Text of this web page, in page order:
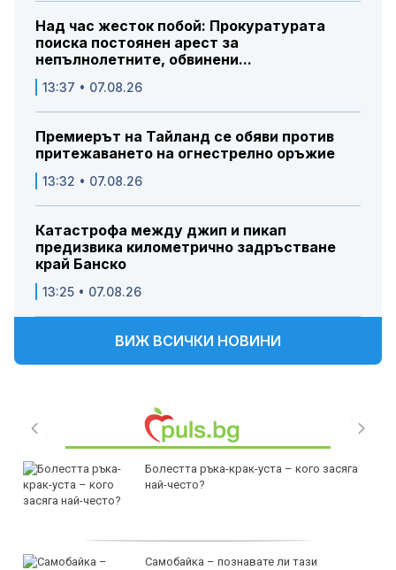
Над час жесток побой: Прокуратурата
поиска постоянен арест за
непълнолетните, обвинени...
13:37 • 07.08.26
Премиерът на Тайланд се обяви против
притежаването на огнестрелно оръжие
13:32 • 07.08.26
Катастрофа между джип и пикап
предизвика километрично задръстване
край Банско
13:25 • 07.08.26
ВИЖ ВСИЧКИ НОВИНИ
Болестта ръка-крак-уста – кого засяга
най-често?
Самобайка – познавате ли тази